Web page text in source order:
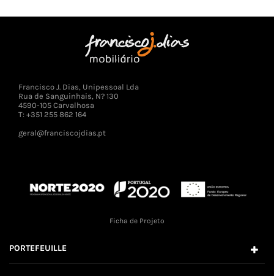
Francisco J. Dias, Unipessoal Lda
Rua de Sanguinhais, N? 130
4590-105 Carvalhosa
T: +351 255 862 164
geral@franciscojdias.pt
Ficha de Projeto
PORTEFEUILLE